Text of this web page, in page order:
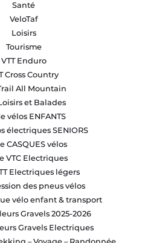
Santé
VeloTaf
Loisirs
Tourisme
VTT Enduro
Cross Country
All Mountain
et Balades
vélos ENFANTS
électriques SENIORS
CASQUES vélos
VTC Electriques
Electriques légers
des pneus vélos
vélo enfant & transport
Gravels 2025-2026
Gravels Electriques